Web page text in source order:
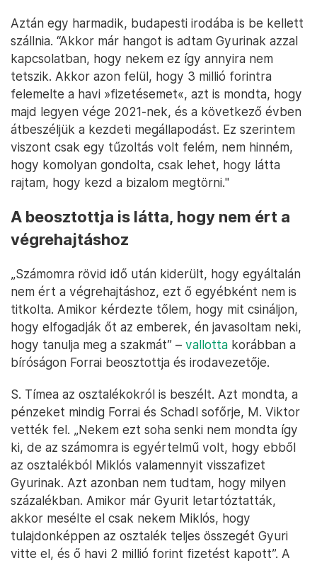
Aztán egy harmadik, budapesti irodába is be kellett
szállnia. “Akkor már hangot is adtam Gyurinak azzal
kapcsolatban, hogy nekem ez így annyira nem
tetszik. Akkor azon felül, hogy 3 millió forintra
felemelte a havi »fizetésemet«, azt is mondta, hogy
majd legyen vége 2021-nek, és a következő évben
átbeszéljük a kezdeti megállapodást. Ez szerintem
viszont csak egy tűzoltás volt felém, nem hinném,
hogy komolyan gondolta, csak lehet, hogy látta
rajtam, hogy kezd a bizalom megtörni."
A beosztottja is látta, hogy nem ért a
végrehajtáshoz
„Számomra rövid idő után kiderült, hogy egyáltalán
nem ért a végrehajtáshoz, ezt ő egyébként nem is
titkolta. Amikor kérdezte tőlem, hogy mit csináljon,
hogy elfogadják őt az emberek, én javasoltam neki,
hogy tanulja meg a szakmát” – vallotta korábban a
bíróságon Forrai beosztottja és irodavezetője.
S. Tímea az osztalékokról is beszélt. Azt mondta, a
pénzeket mindig Forrai és Schadl sofőrje, M. Viktor
vették fel. „Nekem ezt soha senki nem mondta így
ki, de az számomra is egyértelmű volt, hogy ebből
az osztalékból Miklós valamennyit visszafizet
Gyurinak. Azt azonban nem tudtam, hogy milyen
százalékban. Amikor már Gyurit letartóztatták,
akkor mesélte el csak nekem Miklós, hogy
tulajdonképpen az osztalék teljes összegét Gyuri
vitte el, és ő havi 2 millió forint fizetést kapott”. A